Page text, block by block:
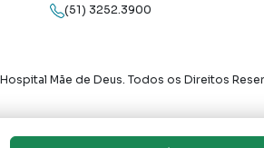
(51) 3252.3900
Hospital Mãe de Deus. Todos os Direitos